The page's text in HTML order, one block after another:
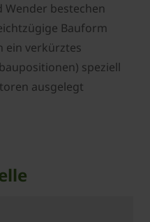
Wender bestechen
Bauform
ein verkürztes
speziell
ausgelegt